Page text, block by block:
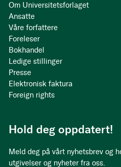
Om Universitetsforlaget
Ansatte
Våre forfattere
Foreleser
Bokhandel
Ledige stillinger
Presse
Elektronisk faktura
Foreign rights
Hold deg oppdatert!
Meld deg på vårt nyhetsbrev og
utgivelser og nyheter fra oss.